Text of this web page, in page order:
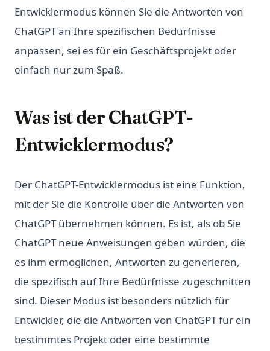
Entwicklermodus können Sie die Antworten von
ChatGPT an Ihre spezifischen Bedürfnisse
anpassen, sei es für ein Geschäftsprojekt oder
einfach nur zum Spaß.
Was ist der ChatGPT-
Entwicklermodus?
Der ChatGPT-Entwicklermodus ist eine Funktion,
mit der Sie die Kontrolle über die Antworten von
ChatGPT übernehmen können. Es ist, als ob Sie
ChatGPT neue Anweisungen geben würden, die
es ihm ermöglichen, Antworten zu generieren,
die spezifisch auf Ihre Bedürfnisse zugeschnitten
sind. Dieser Modus ist besonders nützlich für
Entwickler, die die Antworten von ChatGPT für ein
bestimmtes Projekt oder eine bestimmte